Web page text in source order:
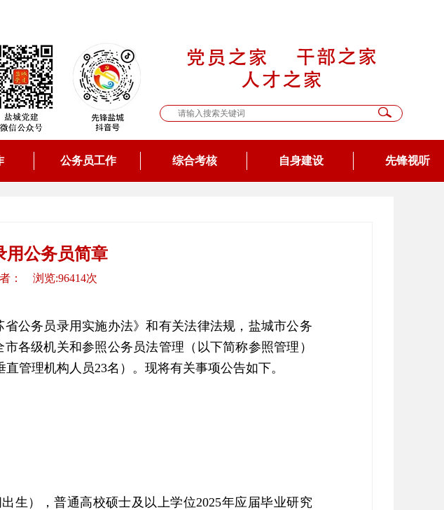
公务员工作 综合考核 自身建设 先锋视听
用公务员简章
： 浏览:96414次
公务员录用实施办法》和有关法律法规，盐城市公务
各级机关和参照公务员法管理（以下简称参照管理）
管理机构人员23名）。现将有关事项公告如下。
生），普通高校硕士及以上学位2025年应届毕业研究